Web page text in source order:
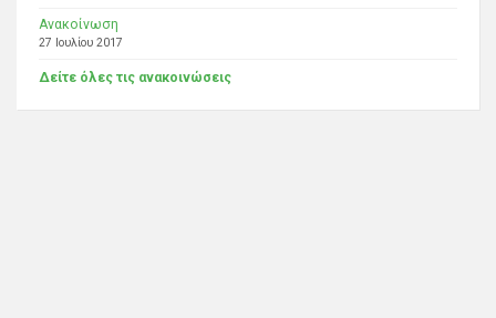
Ανακοίνωση
27 Ιουλίου 2017
Δείτε όλες τις ανακοινώσεις